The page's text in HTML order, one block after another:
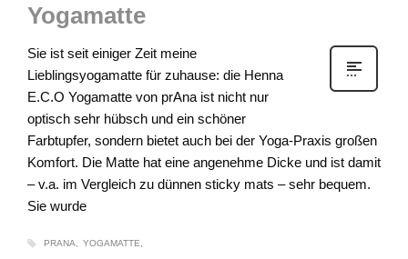
Yogamatte
Sie ist seit einiger Zeit meine
Lieblingsyogamatte für zuhause: die Henna
E.C.O Yogamatte von prAna ist nicht nur
optisch sehr hübsch und ein schöner
Farbtupfer, sondern bietet auch bei der Yoga-Praxis großen
Komfort. Die Matte hat eine angenehme Dicke und ist damit
– v.a. im Vergleich zu dünnen sticky mats – sehr bequem.
Sie wurde
PRANA YOGAMATTE